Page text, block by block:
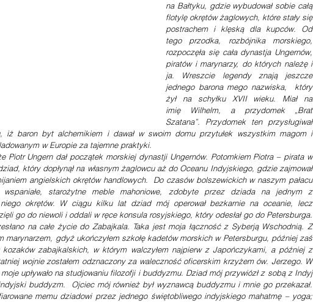
na Bałtyku, gdzie wybudował sobie całą
flotylę okrętów żaglowych, które stały się
postrachem i klęską dla kupców. Od
tego przodka, rozbójnika morskiego,
rozpoczęła się cała dynastja Ungernów,
piratów i marynarzy, do których należę i
ja. Wreszcie legendy znają jeszcze
jednego barona mego nazwiska,  który
żył  na  schyłku  XVII  wieku.  Miał  na
imię  Wilhelm,  a  przydomek  „Brat
Szatana”. Przydomek ten przysługiwał
iż baron byt alchemikiem i dawał w swoim domu przytułek wszystkim magom i
w Europie za tajemne praktyki.
Piotr Ungern dał początek morskiej dynastji Ungernów. Potomkiem Piotra – pirata w
który dopłynął na własnym żaglowcu aż do Oceanu Indyjskiego, gdzie zajmował
angielskich okrętów handlowych.  Do czasów bolszewickich w naszym pałacu
wspaniałe, starożytne meble mahoniowe, zdobyte przez dziada na jednym z
okrętów. W ciągu kilku lat dziad mój operował bezkarnie na oceanie, lecz
go do niewoli i oddali w ręce konsula rosyjskiego, który odesłał go do Petersburga.
na całe życie do Zabajkala. Taka jest moja łączność z Syberją Wschodnią. Z
marynarzem, gdyż ukończyłem szkołę kadetów morskich w Petersburgu, później zaś
kozaków zabajkalskich, w którym walczyłem najpierw z Japończykami, a później z
wojnie zostałem odznaczony za waleczność oficerskim krzyżem ów. Jerzego. W
upływało na studjowaniu filozofji i buddyzmu. Dziad mój przywiózł z sobą z Indyj
buddyzm.  Ojciec mój również był wyznawcą buddyzmu i mnie go przekazał.
memu dziadowi przez jednego świętobliwego indyjskiego mahatmę – yoga;